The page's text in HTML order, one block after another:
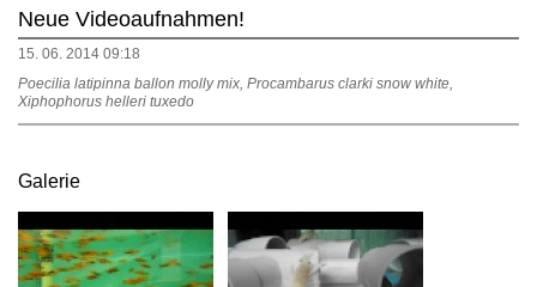
Neue Videoaufnahmen!
15. 06. 2014 09:18
Poecilia latipinna ballon molly mix, Procambarus clarki snow white,
Xiphophorus helleri tuxedo
Galerie